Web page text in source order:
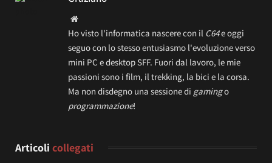
Website
Ho visto l'informatica nascere con il C64e oggi
seguo con lo stesso entusiasmo l'evoluzione verso
mini PC e desktop SFF. Fuori dal lavoro, le mie
passioni sono i film, il trekking, la bici e la corsa.
Ma non disdegno una sessione di gamingo
programmazione!
Articoli collegati